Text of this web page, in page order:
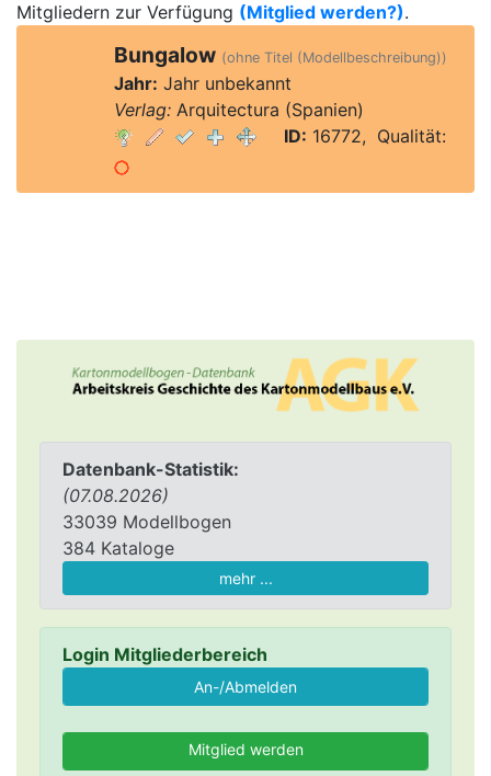
Datenbank-Statistik:
(07.08.2026)
33039 Modellbogen
384 Kataloge
mehr ...
Login Mitgliederbereich
Mitglied werden
Mitgliedern zur Verfügung (Mitglied werden?).
Bungalow (ohne Titel (Modellbeschreibung))
Jahr: Jahr unbekannt
Verlag:Arquitectura (Spanien)
ID: 16772, Qualität: